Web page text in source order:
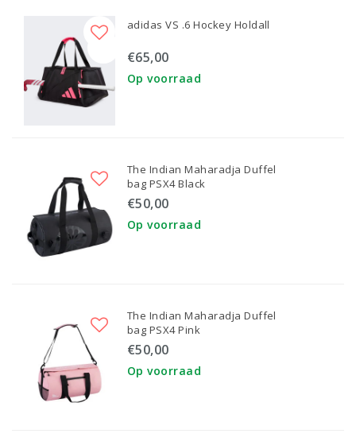
adidas VS .6 Hockey Holdall
€65,00
Op voorraad
The Indian Maharadja Duffel
bag PSX4 Black
€50,00
Op voorraad
The Indian Maharadja Duffel
bag PSX4 Pink
€50,00
Op voorraad